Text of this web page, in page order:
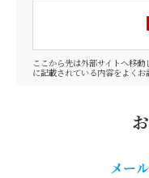
ここから先は外部サイトへ移
に記載されている内容をよくお
メー